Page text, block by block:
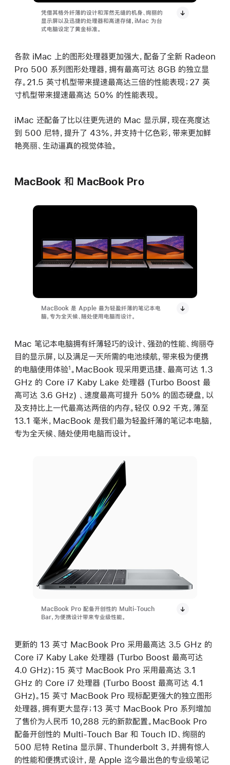
凭借其格外纤薄的设计和浑然无缝的机身、绚丽的
显示屏以及迅捷的处理器和高速存储，iMac 为台
式电脑设定了黄金标准。
各款 iMac 上的图形处理器更加强大，配备了全新 Radeon
Pro 500 系列图形处理器，拥有最高可达 8GB 的独立显
存。21.5 英寸机型带来提速最高达三倍的性能表现；27 英
寸机型带来提速最高达 50% 的性能表现。
iMac 还配备了比以往更先进的 Mac 显示屏，现在亮度达
到 500 尼特，提升了 43%，并支持十亿色彩，带来更加鲜
艳亮丽、生动逼真的视觉体验。
MacBook 和 MacBook Pro
MacBook 是 Apple 最为轻盈纤薄的笔记本电
脑，专为全天候、随处使用电脑而设计。
Mac 笔记本电脑拥有纤薄轻巧的设计、强劲的性能、绚丽夺
目的显示屏，以及满足一天所需的电池续航，带来极为便携
的电脑使用体验1 。MacBook 现采用更迅捷、最高可达 1.3
GHz 的 Core i7 Kaby Lake 处理器 (Turbo Boost 最
高可达 3.6 GHz) 、速度最高可提升 50% 的固态硬盘，以
及支持比上一代最高达两倍的内存。轻仅 0.92 千克，薄至
13.1 毫米，MacBook 是我们最为轻盈纤薄的笔记本电脑，
专为全天候、随处使用电脑而设计。
MacBook Pro 配备开创性的 Multi-Touch
Bar，为便携设计带来专业级性能。
更新的 13 英寸 MacBook Pro 采用最高达 3.5 GHz 的
Core i7 Kaby Lake 处理器 (Turbo Boost 最高可达
4.0 GHz)；15 英寸 MacBook Pro 采用最高达 3.1
GHz 的 Core i7 处理器 (Turbo Boost 最高可达 4.1
GHz)。15 英寸 MacBook Pro 现标配更强大的独立图形
处理器，拥有更大显存；13 英寸 MacBook Pro 系列增加
了售价为人民币 10,288 元的新款配置。MacBook Pro
配备开创性的 Multi-Touch Bar 和 Touch ID、绚丽的
500 尼特 Retina 显示屏、Thunderbolt 3，并拥有惊人
的性能和便携式设计，是 Apple 迄今最出色的专业级笔记